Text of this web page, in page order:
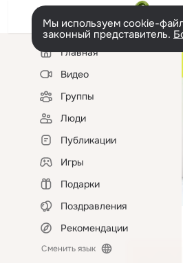
Мы используем cookie-
законный представитель.
Левая
колонкаГлавная
Видео
Группы
Люди
Публикации
Игры
Подарки
Поздравления
Рекомендации
Сменить язык